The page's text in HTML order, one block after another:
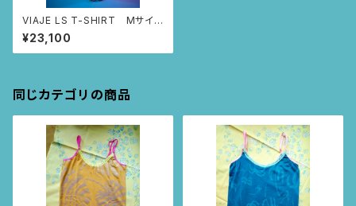
VIAJE LS T-SHIRT Mサイズ
(ブルー・ニャンドゥティ柄)
¥23,100
同じカテゴリの商品